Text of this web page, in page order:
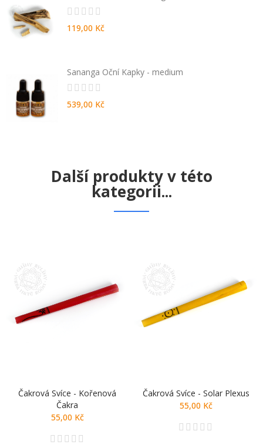
119,00 Kč
Sananga Oční Kapky - medium
539,00 Kč
Další produkty v této
kategorii...
Čakrová Svíce - Kořenová
Čakra
55,00 Kč
Čakrová Svíce - Solar Plexus
55,00 Kč